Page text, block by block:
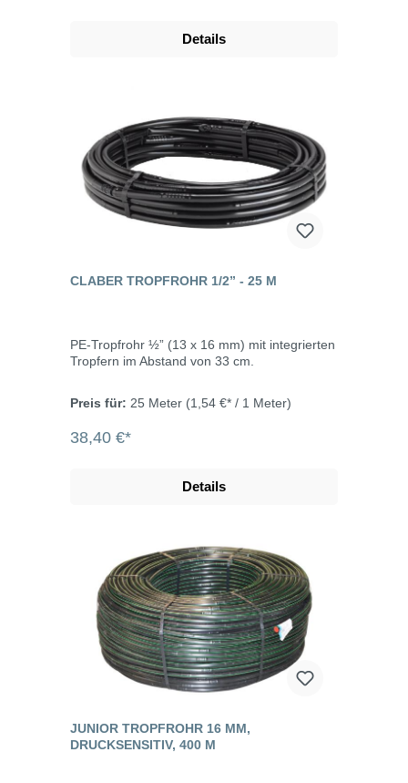
Details
CLABER TROPFROHR 1/2” - 25 M
PE-Tropfrohr ½” (13 x 16 mm) mit integrierten
Tropfern im Abstand von 33 cm.
Preis für: 25 Meter (1,54 €* / 1 Meter)
38,40 €*
Details
JUNIOR TROPFROHR 16 MM,
DRUCKSENSITIV, 400 M